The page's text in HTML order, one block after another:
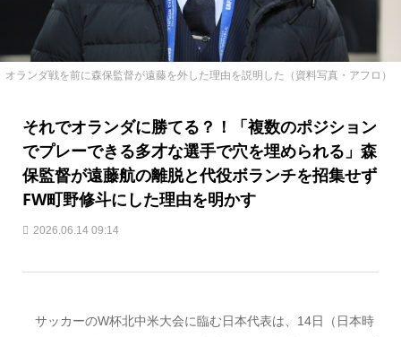
オランダ戦を前に森保監督が遠藤を外した理由を説明した（資料写真・アフロ）
それでオランダに勝てる？！「複数のポジション
でプレーできる多才な選手で穴を埋められる」森
保監督が遠藤航の離脱と代役ボランチを招集せず
FW町野修斗にした理由を明かす
2026.06.14 09:14
サッカーのW杯北中米大会に臨む日本代表は、14日（日本時